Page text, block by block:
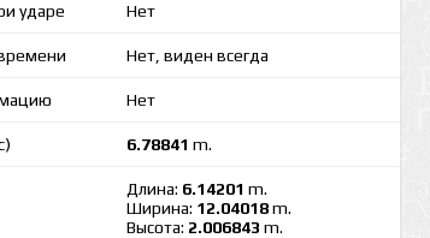
ударе Нет
Нет, виден всегда
Нет
6.78841 m.
Длина: 6.14201 m.
Ширина: 12.04018m.
Высота: 2.006843 m.